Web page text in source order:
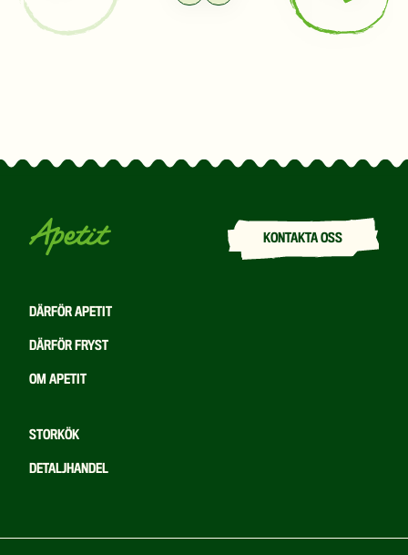
KONTAKTA OSS
DÄRFÖR APETIT
DÄRFÖR FRYST
OM APETIT
STORKÖK
DETALJHANDEL